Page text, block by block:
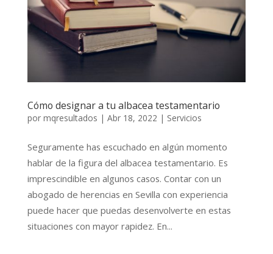
Cómo designar a tu albacea testamentario
por mqresultados | Abr 18, 2022 | Servicios
Seguramente has escuchado en algún momento
hablar de la figura del albacea testamentario. Es
imprescindible en algunos casos. Contar con un
abogado de herencias en Sevilla con experiencia
puede hacer que puedas desenvolverte en estas
situaciones con mayor rapidez. En...